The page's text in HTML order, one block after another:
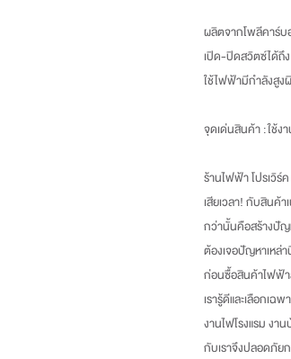
ผลิตจากโพลีคาร์บ
เปิด-ปิดสวิตซ์ได้ถึ
ใช้ไฟฟ้ามีกำลังสู
จุดเด่นสินค้า :ใช้ง
ร้านไฟฟ้า โปรเวิ
เสียเวลา!กับสินค้า
กว่านั้นคือสร้างปัญ
ต้องเจอปัญหาเหล่
ก่อนซื้อสินค้าไฟฟ้
เรารู้ดีและเลือกเ
งานไฟโรงแรม งา
กับเราจึงปลอดภั